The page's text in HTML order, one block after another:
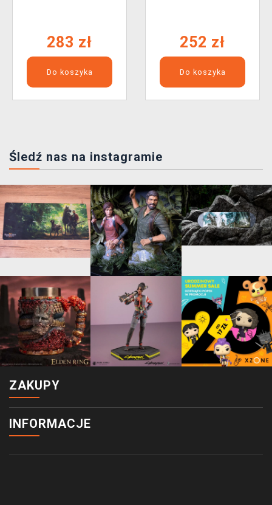
283 zł
Do koszyka
252 zł
Do koszyka
Śledź nas na instagramie
ZAKUPY
INFORMACJE